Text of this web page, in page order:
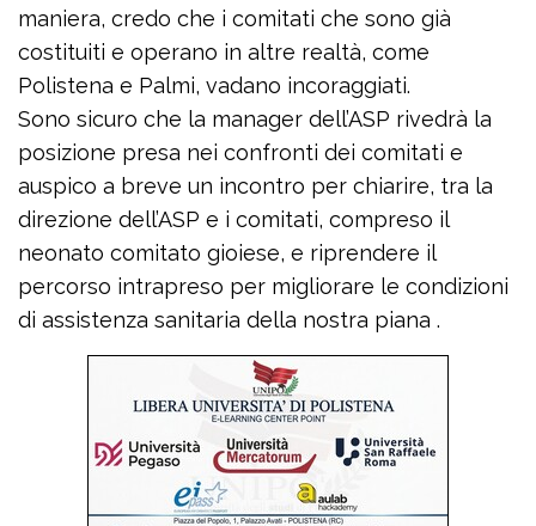
maniera, credo che i comitati che sono già
costituiti e operano in altre realtà, come
Polistena e Palmi, vadano incoraggiati.
Sono sicuro che la manager dell’ASP rivedrà la
posizione presa nei confronti dei comitati e
auspico a breve un incontro per chiarire, tra la
direzione dell’ASP e i comitati, compreso il
neonato comitato gioiese, e riprendere il
percorso intrapreso per migliorare le condizioni
di assistenza sanitaria della nostra piana .